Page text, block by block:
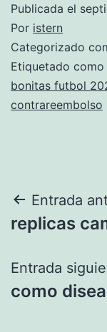
Publicada el
Por istern
Categorizado
Etiquetado como
bonitas futbol
contrareembolso
de
Entrada
replicas
Entrada
como